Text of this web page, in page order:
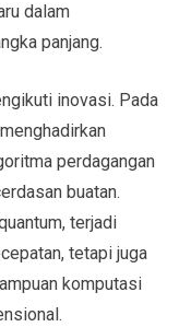
dalam
panjang.
inovasi. Pada
perdagangan
buatan.
terjadi
tetapi juga
komputasi